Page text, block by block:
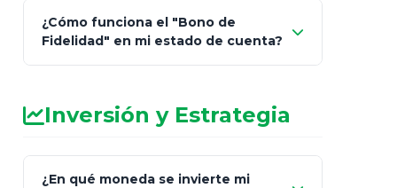
¿Cómo funciona el "Bono de
Fidelidad" en mi estado de cuenta?
Inversión y Estrategia
¿En qué moneda se invierte mi